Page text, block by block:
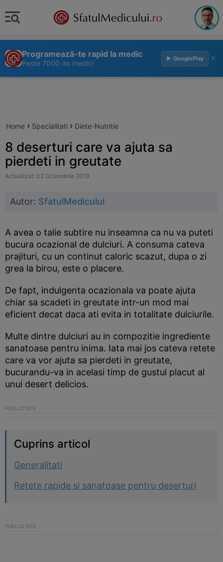
Programează-te rapid la medic
Peste 7000 de medici
▶ GooglePlay ×
Home › Specialitati › Diete-Nutritie
8 deserturi care va ajuta sa
pierdeti in greutate
Actualizat: 02 Octombrie 2018
Autor: SfatulMedicului
A avea o talie subtire nu inseamna ca nu va puteti
bucura ocazional de dulciuri. A consuma cateva
prajituri, cu un continut caloric scazut, dupa o zi
grea la birou, este o placere.
De fapt, indulgenta ocazionala va poate ajuta
chiar sa scadeti in greutate intr-un mod mai
eficient decat daca ati evita in totalitate dulciurile.
Multe dintre dulciuri au in compozitie ingrediente
sanatoase pentru inima. Iata mai jos cateva retete
care va vor ajuta sa pierdeti in greutate,
bucurandu-va in acelasi timp de gustul placut al
unui desert delicios.
Cuprins articol
Generalitati
Retete rapide si sanatoase pentru deserturi